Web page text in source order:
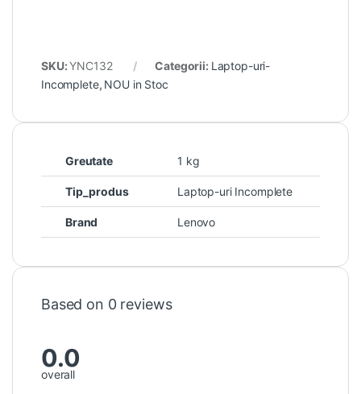
SKU:YNC132 Categorii: Laptop-uri-
Incomplete, NOU in Stoc
Greutate 1 kg
Tip_produs Laptop-uri Incomplete
Brand Lenovo
Based on 0 reviews
0.0
overall